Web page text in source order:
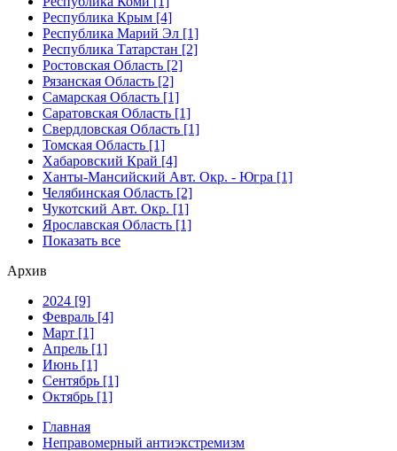
Республика Крым [4]
Республика Марий Эл [1]
Республика Татарстан [2]
Ростовская Область [2]
Рязанская Область [2]
Самарская Область [1]
Саратовская Область [1]
Свердловская Область [1]
Томская Область [1]
Хабаровский Край [4]
Ханты-Мансийский Авт. Окр. - Югра [1]
Челябинская Область [2]
Чукотский Авт. Окр. [1]
Ярославская Область [1]
Показать все
Архив
2024 [9]
Февраль [4]
Март [1]
Апрель [1]
Июнь [1]
Сентябрь [1]
Октябрь [1]
Главная
Неправомерный антиэкстремизм